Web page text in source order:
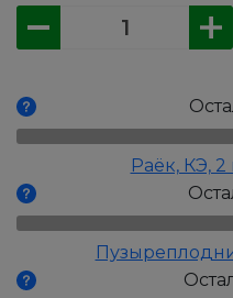
Количество
товара
травянистый:
Александр
Флеминг
Раёк, КЭ, 2